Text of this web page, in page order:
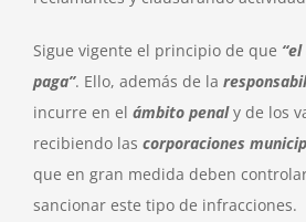
Sigue vigente el principio de que
paga”. Ello, además de la
incurre en el ámbito penaly de los
recibiendo las corporaciones
que en gran medida deben
sancionar este tipo de infracciones.